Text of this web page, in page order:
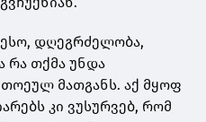
დღეგრძელობა,
რა თქმა უნდა
მათგანს. აქ მყოფ
კი ვუსურვებ, რომ